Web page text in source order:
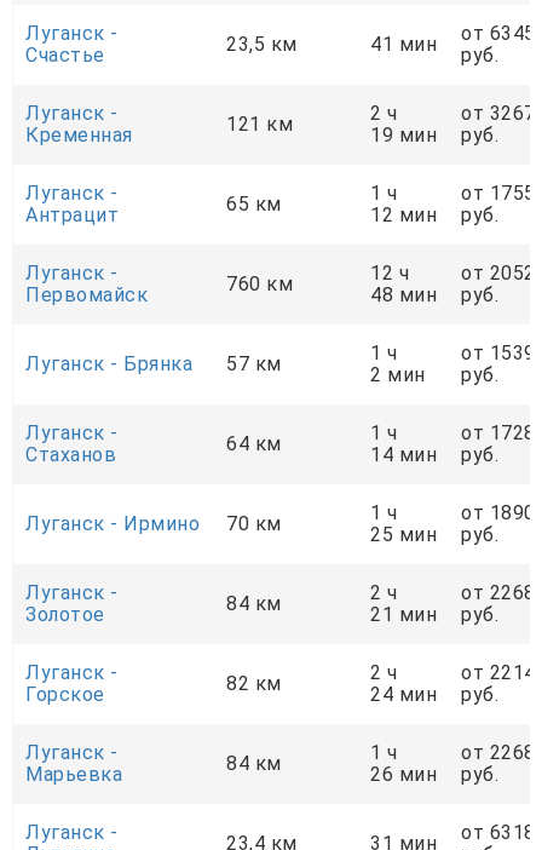
Луганск -
Счастье
23,5 км 41 мин
от 6345
руб.
Луганск -
Кременная
121 км
2 ч
19 мин
от 3267
руб.
Луганск -
Антрацит
65 км
1 ч
12 мин
от 1755
руб.
Луганск -
Первомайск
760 км
12 ч
48 мин
от
руб.
Луганск - Брянка 57 км
1 ч
2 мин
от 1539
руб.
Луганск -
Стаханов
64 км
1 ч
14 мин
от 1728
руб.
Луганск - Ирмино 70 км
1 ч
25 мин
от 1890
руб.
Луганск -
Золотое
84 км
2 ч
21 мин
от 2268
руб.
Луганск -
Горское
82 км
2 ч
24 мин
от 2214
руб.
Луганск -
Марьевка
84 км
1 ч
26 мин
от 2268
руб.
Луганск -
23,4 км 31 мин
от 6318